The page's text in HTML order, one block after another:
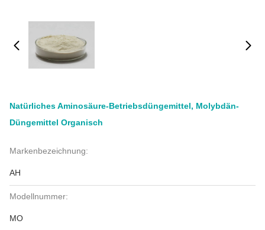
Natürliches Aminosäure-Betriebsdüngemittel, Molybdän-
Düngemittel Organisch
Markenbezeichnung:
AH
Modellnummer:
MO